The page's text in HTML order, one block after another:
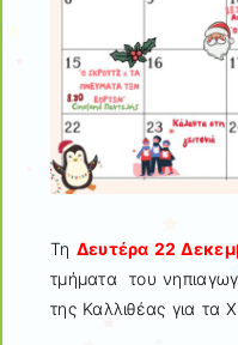
Τη Δευτέρα 22
τμήματα του
της Καλλιθέας για τα